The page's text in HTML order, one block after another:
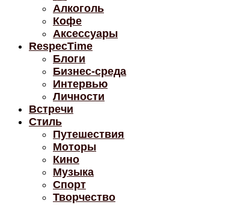
Алкоголь
Кофе
Аксессуары
RespecTime
Блоги
Бизнес-среда
Интервью
Личности
Встречи
Стиль
Путешествия
Моторы
Кино
Музыка
Спорт
Творчество